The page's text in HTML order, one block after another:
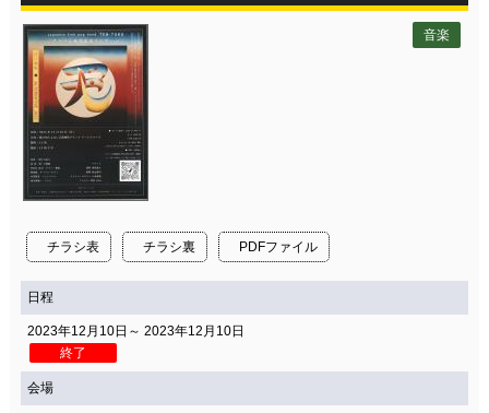
チラシ表 チラシ裏 PDFファイル
音楽
日程
2023年12月10日～ 2023年12月10日
終了
会場